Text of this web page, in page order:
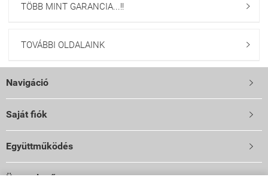
TÖBB MINT GARANCIA...!! 
TOVÁBBI OLDALAINK 
Navigáció 
Saját fiók 
Együttműködés 
Üzemeltető